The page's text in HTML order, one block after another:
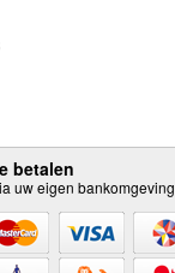
betalen
uw eigen bankomgeving